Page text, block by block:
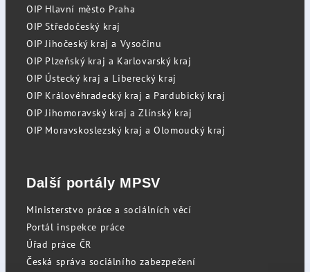
OIP Hlavní město Praha
OIP Středočeský kraj
OIP Jihočeský kraj a Vysočinu
OIP Plzeňský kraj a Karlovarský kraj
OIP Ústecký kraj a Liberecký kraj
OIP Královéhradecký kraj a Pardubický kraj
OIP Jihomoravský kraj a Zlínský kraj
OIP Moravskoslezský kraj a Olomoucký kraj
Další portály MPSV
Ministerstvo práce a sociálních věcí
Portál inspekce práce
Úřad práce ČR
Česká správa sociálního zabezpečení